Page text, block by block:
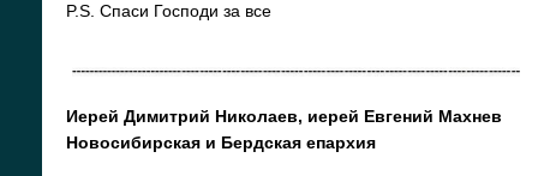
P.S. Спаси Господи за все
Иерей Димитрий Николаев, иерей Евгений Махнев
Новосибирская и Бердская епархия